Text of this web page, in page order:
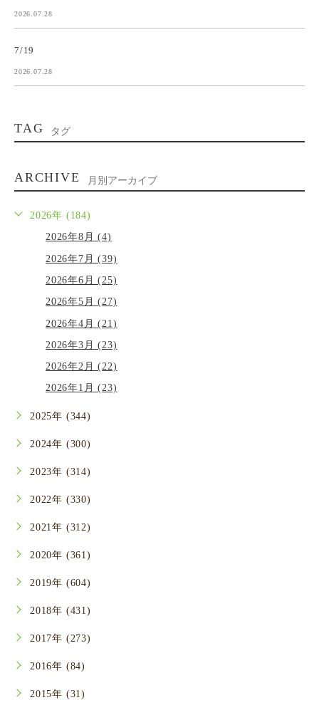
2026.07.28
7/19
2026.07.28
TAG タグ
ARCHIVE 月別アーカイブ
2026年 (184)
2026年8月 (4)
2026年7月 (39)
2026年6月 (25)
2026年5月 (27)
2026年4月 (21)
2026年3月 (23)
2026年2月 (22)
2026年1月 (23)
2025年 (344)
2024年 (300)
2023年 (314)
2022年 (330)
2021年 (312)
2020年 (361)
2019年 (604)
2018年 (431)
2017年 (273)
2016年 (84)
2015年 (31)